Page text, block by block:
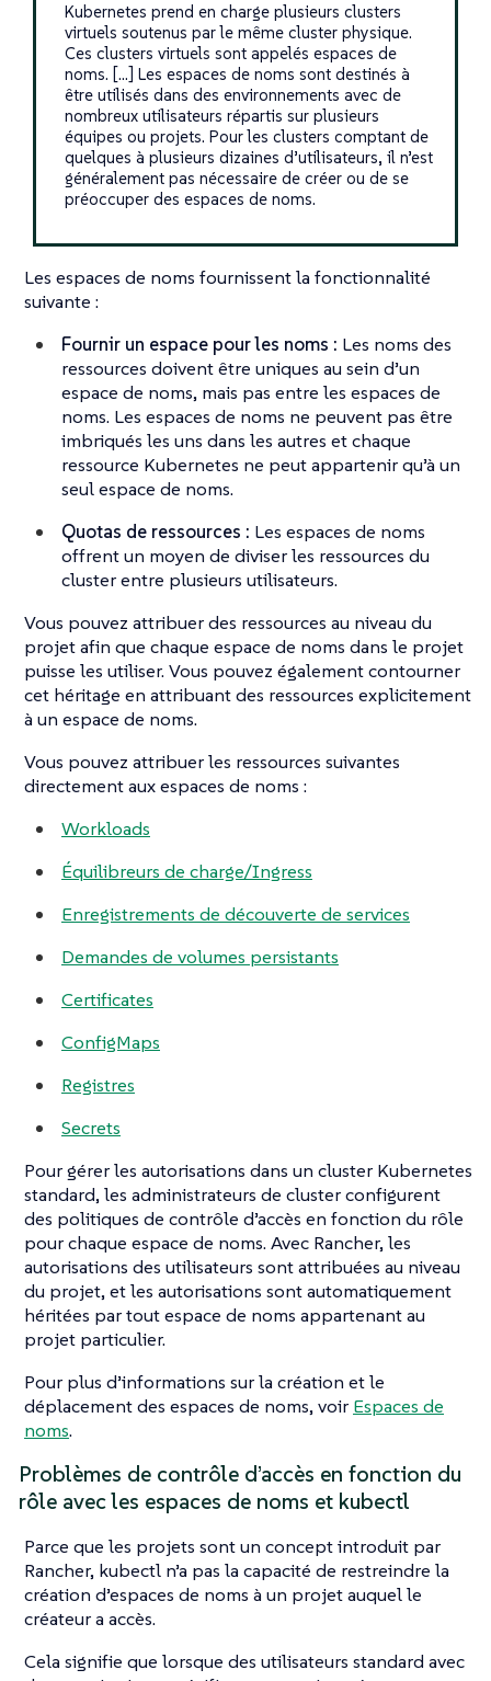
Kubernetes prend en charge plusieurs clusters
virtuels soutenus par le même cluster physique.
Ces clusters virtuels sont appelés espaces de
noms. […​] Les espaces de noms sont destinés à
être utilisés dans des environnements avec de
nombreux utilisateurs répartis sur plusieurs
équipes ou projets. Pour les clusters comptant de
quelques à plusieurs dizaines d’utilisateurs, il n’est
généralement pas nécessaire de créer ou de se
préoccuper des espaces de noms.
Les espaces de noms fournissent la fonctionnalité
suivante :
Fournir un espace pour les noms : Les noms des
ressources doivent être uniques au sein d’un
espace de noms, mais pas entre les espaces de
noms. Les espaces de noms ne peuvent pas être
imbriqués les uns dans les autres et chaque
ressource Kubernetes ne peut appartenir qu’à un
seul espace de noms.
Quotas de ressources : Les espaces de noms
offrent un moyen de diviser les ressources du
cluster entre plusieurs utilisateurs.
Vous pouvez attribuer des ressources au niveau du
projet afin que chaque espace de noms dans le projet
puisse les utiliser. Vous pouvez également contourner
cet héritage en attribuant des ressources explicitement
à un espace de noms.
Vous pouvez attribuer les ressources suivantes
directement aux espaces de noms :
Workloads
Équilibreurs de charge/Ingress
Enregistrements de découverte de services
Demandes de volumes persistants
Certificates
ConfigMaps
Registres
Secrets
Pour gérer les autorisations dans un cluster Kubernetes
standard, les administrateurs de cluster configurent
des politiques de contrôle d’accès en fonction du rôle
pour chaque espace de noms. Avec Rancher, les
autorisations des utilisateurs sont attribuées au niveau
du projet, et les autorisations sont automatiquement
héritées par tout espace de noms appartenant au
projet particulier.
Pour plus d’informations sur la création et le
déplacement des espaces de noms, voir Espaces de
noms.
Problèmes de contrôle d’accès en fonction du
rôle avec les espaces de noms et kubectl
Parce que les projets sont un concept introduit par
Rancher, kubectl n’a pas la capacité de restreindre la
création d’espaces de noms à un projet auquel le
créateur a accès.
Cela signifie que lorsque des utilisateurs standard avec